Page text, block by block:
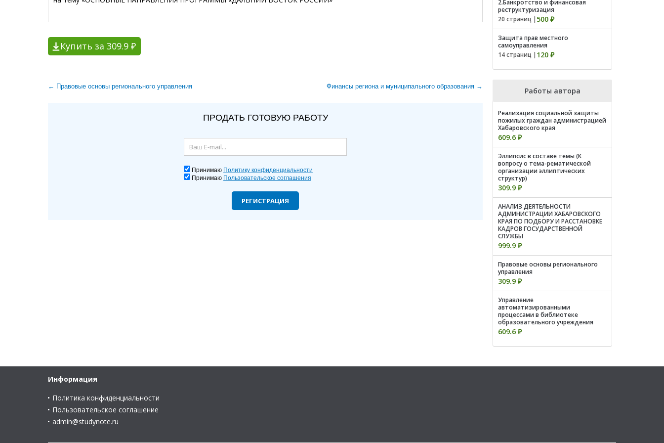
Купить за 309.9 ₽
← Правовые основы регионального управления Финансы региона и муниципального образования →
ПРОДАТЬ ГОТОВУЮ РАБОТУ
Принимаю Политику конфиденциальности
Принимаю Пользовательское соглашения
РЕГИСТРАЦИЯ
2.Банкротство и финансовая
реструктуризация
20 страниц | 500 ₽
Защита прав местного
самоуправления
14 страниц | 120 ₽
Работы автора
Реализация социальной защиты
пожилых граждан администрацией
Хабаровского края
609.6 ₽
Эллипсис в составе темы (К
вопросу о тема-рематической
организации эллиптических
структур)
309.9 ₽
АНАЛИЗ ДЕЯТЕЛЬНОСТИ
АДМИНИСТРАЦИИ ХАБАРОВСКОГО
КРАЯ ПО ПОДБОРУ И РАССТАНОВКЕ
КАДРОВ ГОСУДАРСТВЕННОЙ
СЛУЖБЫ
999.9 ₽
Правовые основы регионального
управления
309.9 ₽
Управление
автоматизированными
процессами в библиотеке
образовательного учреждения
609.6 ₽
Информация
Политика конфиденциальности
Пользовательское соглашение
admin@studynote.ru